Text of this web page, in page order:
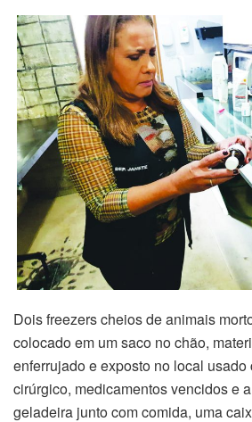
Dois freezers cheios de animais
colocado em um saco no chão,
enferrujado e exposto no local usado
cirúrgico, medicamentos vencidos e
geladeira junto com comida, uma